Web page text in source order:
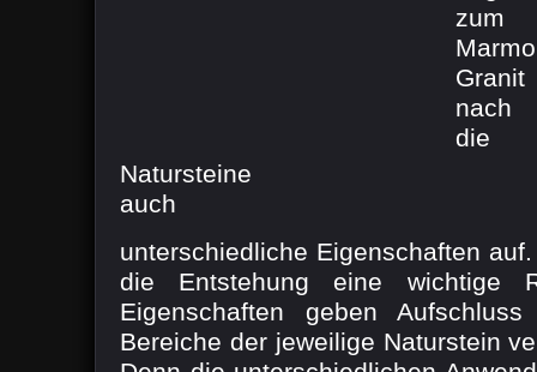
zum
nach
die
Natursteine
auch
unterschiedliche Eigenschaften
die Entstehung eine wichtige
Eigenschaften geben
Bereiche der jeweilige Naturstein